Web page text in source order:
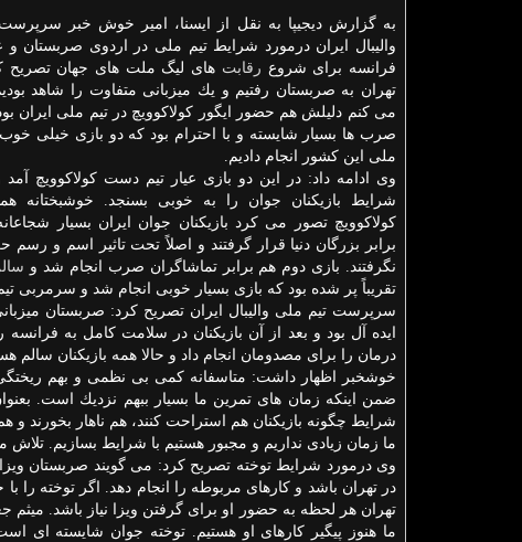
به گزارش دیجیپا به نقل از ایسنا، امیر خوش خبر
والیبال ایران درمورد شرایط تیم ملی در اردوی صربستان و
فرانسه برای شروع رقابت های لیگ ملت های جهان تصریح
تهران به صربستان رفتیم و یك میزبانی متفاوت را شاهد
می كنم دلیلش هم حضور ایگور كولاكوویچ در تیم ملی ایران
صرب ها بسیار شایسته و با احترام بود كه دو بازی خیلی خوب
ملی این كشور انجام دادیم.
وی ادامه داد: در این دو بازی عیار تیم دست كولاكوویچ
شرایط بازیكنان جوان را به خوبی بسنجد. خوشبختانه
كولاكوویچ تصور می كرد بازیكنان جوان ایران بسیار
برابر بزرگان دنیا قرار گرفتند و اصلاً تحت تاثیر اسم و رسم
نگرفتند. بازی دوم هم برابر تماشاگران صرب انجام شد و
تقریباً پر شده بود كه بازی بسیار خوبی انجام شد و سرمربی
سرپرست تیم ملی والیبال ایران تصریح كرد: صربستان
ایده آل بود و بعد از آن بازیكنان در سلامت كامل به
درمان را برای مصدومان انجام داد و حالا همه بازیكنان سالم
خوشخبر اظهار داشت: متاسفانه كمی بی نظمی و بهم
شرایط چگونه بازیكنان هم استراحت كنند، هم ناهار بخورند و
ما زمان زیادی نداریم و مجبور هستیم با شرایط بسازیم.
وی درمورد شرایط توخته تصریح كرد: می گویند صربستان ویزا
در تهران باشد و كارهای مربوطه را انجام دهد. اگر توخته را
تهران هر لحظه به حضور او برای گرفتن ویزا نیاز باشد.
ما هنوز پیگیر كارهای او هستیم. توخته جوان شایسته ای